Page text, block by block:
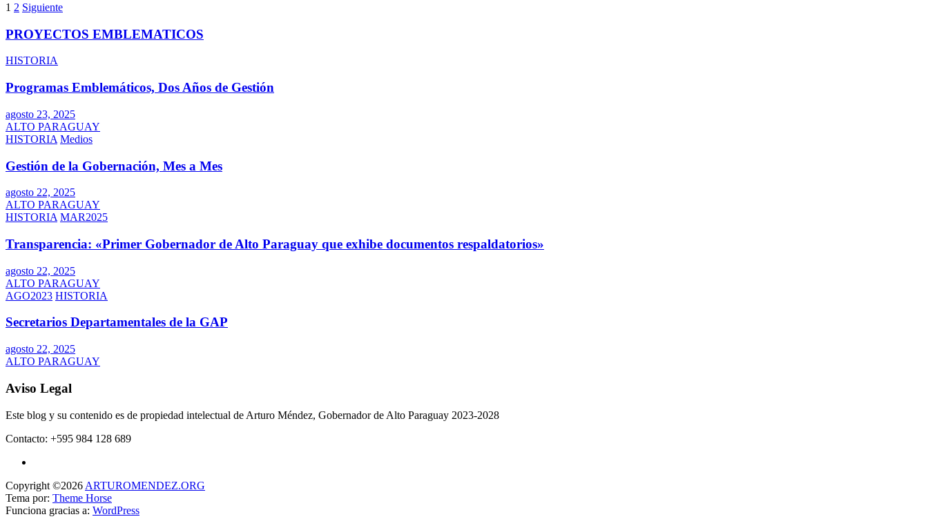
Paginación
de
1 2 Siguiente
PROYECTOS EMBLEMATICOS
HISTORIA
Programas Emblemáticos, Dos Años de Gestión
agosto 23, 2025
ALTO PARAGUAY
HISTORIA Medios
Gestión de la Gobernación, Mes a Mes
agosto 22, 2025
ALTO PARAGUAY
HISTORIA MAR2025
Transparencia: «Primer Gobernador de Alto Paraguay que exhibe documentos respaldatorios»
agosto 22, 2025
ALTO PARAGUAY
AGO2023 HISTORIA
Secretarios Departamentales de la GAP
agosto 22, 2025
ALTO PARAGUAY
Aviso Legal
Este blog y su contenido es de propiedad intelectual de Arturo Méndez, Gobernador de Alto Paraguay 2023-2028
Contacto: +595 984 128 689
Copyright ©2026 ARTUROMENDEZ.ORG
Tema por: Theme Horse
Funciona gracias a: WordPress